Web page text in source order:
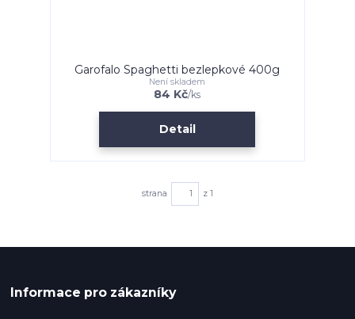
Garofalo Spaghetti bezlepkové 400g
84 Kč/ks
Není skladem
Detail
strana z 1
Informace pro zákazníky